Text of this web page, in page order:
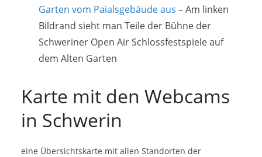
Garten vom Paialsgebäude aus – Am linken
Bildrand sieht man Teile der Bühne der
Schweriner Open Air Schlossfestspiele auf
dem Alten Garten
Karte mit den Webcams
in Schwerin
eine Übersichtskarte mit allen Standorten der